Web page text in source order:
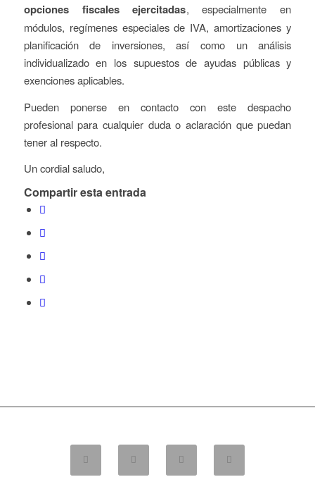
opciones fiscales ejercitadas, especialmente en
módulos, regímenes especiales de IVA, amortizaciones y
planificación de inversiones, así como un análisis
individualizado en los supuestos de ayudas públicas y
exenciones aplicables.
Pueden ponerse en contacto con este despacho
profesional para cualquier duda o aclaración que puedan
tener al respecto.
Un cordial saludo,
Compartir esta entrada